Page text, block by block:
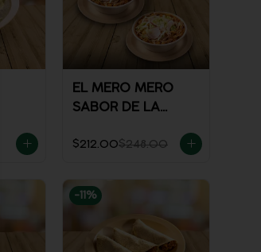
EL MERO MERO
SABOR DE LA
$212.00$248.00
-11 %